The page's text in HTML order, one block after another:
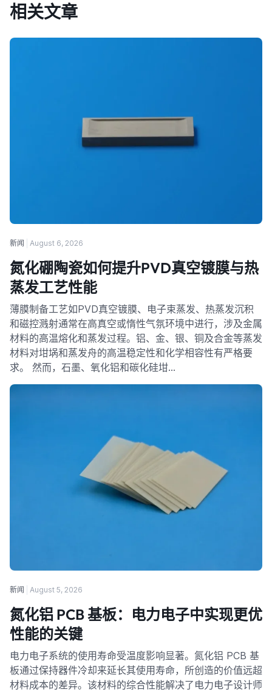
相关文章
新闻 August 6, 2026
氮化硼陶瓷如何提升PVD真空镀膜与热
蒸发工艺性能
薄膜制备工艺如PVD真空镀膜、电子束蒸发、热蒸发沉积
和磁控溅射通常在高真空或惰性气氛环境中进行，涉及金属
材料的高温熔化和蒸发过程。铝、金、银、铜及合金等蒸发
材料对坩埚和蒸发舟的高温稳定性和化学相容性有严格要
求。 然而，石墨、氧化铝和碳化硅坩…
新闻 August 5, 2026
氮化铝 PCB 基板：电力电子中实现更优
性能的关键
电力电子系统的使用寿命受温度影响显著。氮化铝 PCB 基
板通过保持器件冷却来延长其使用寿命，所创造的价值远超
材料成本的差异。该材料的综合性能解决了电力电子设计师